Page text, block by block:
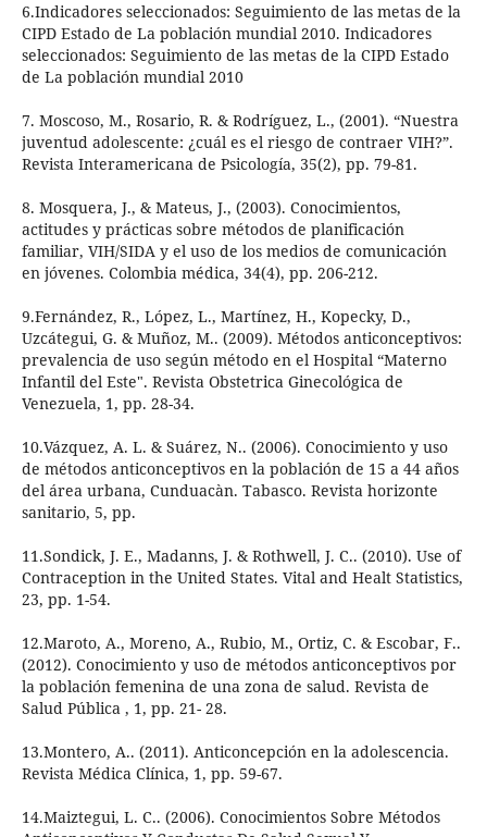
6.Indicadores seleccionados: Seguimiento de las metas de la
CIPD Estado de La población mundial 2010. Indicadores
seleccionados: Seguimiento de las metas de la CIPD Estado
de La población mundial 2010
7. Moscoso, M., Rosario, R. & Rodríguez, L., (2001). “Nuestra
juventud adolescente: ¿cuál es el riesgo de contraer VIH?”.
Revista Interamericana de Psicología, 35(2), pp. 79-81.
8. Mosquera, J., & Mateus, J., (2003). Conocimientos,
actitudes y prácticas sobre métodos de planificación
familiar, VIH/SIDA y el uso de los medios de comunicación
en jóvenes. Colombia médica, 34(4), pp. 206-212.
9.Fernández, R., López, L., Martínez, H., Kopecky, D.,
Uzcátegui, G. & Muñoz, M.. (2009). Métodos anticonceptivos:
prevalencia de uso según método en el Hospital “Materno
Infantil del Este". Revista Obstetrica Ginecológica de
Venezuela, 1, pp. 28-34.
10.Vázquez, A. L. & Suárez, N.. (2006). Conocimiento y uso
de métodos anticonceptivos en la población de 15 a 44 años
del área urbana, Cunduacàn. Tabasco. Revista horizonte
sanitario, 5, pp.
11.Sondick, J. E., Madanns, J. & Rothwell, J. C.. (2010). Use of
Contraception in the United States. Vital and Healt Statistics,
23, pp. 1-54.
12.Maroto, A., Moreno, A., Rubio, M., Ortiz, C. & Escobar, F..
(2012). Conocimiento y uso de métodos anticonceptivos por
la población femenina de una zona de salud. Revista de
Salud Pública , 1, pp. 21- 28.
13.Montero, A.. (2011). Anticoncepción en la adolescencia.
Revista Médica Clínica, 1, pp. 59-67.
14.Maiztegui, L. C.. (2006). Conocimientos Sobre Métodos